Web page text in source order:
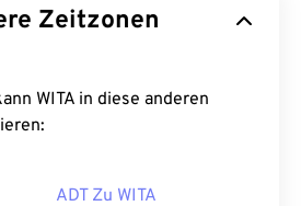
Zeitzonen
WITA in diese anderen
ADT Zu WITA